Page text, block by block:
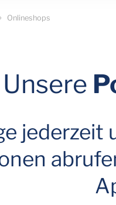
Onlineshops
Unsere
jederzeit